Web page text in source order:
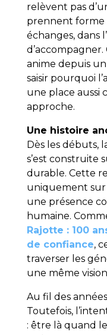
relèvent pas
prennent forme
échanges, dans
anime depuis
saisir pourquoi
une place aussi
approche.
Une histoire
Dès les débuts,
s’est construite
durable. Cette
uniquement sur
une présence
humaine.
Rajotte : 100
de confiance,
traverser les
une même
Au fil des
Toutefois,
: être là quand